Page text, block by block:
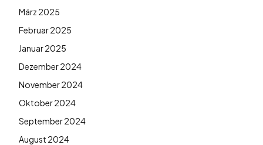
März 2025
Februar 2025
Januar 2025
Dezember 2024
November 2024
Oktober 2024
September 2024
August 2024